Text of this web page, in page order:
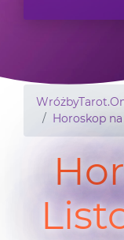
Horoskop